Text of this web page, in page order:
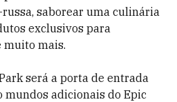
saborear uma culinária
exclusivos para
muito mais.
será a porta de entrada
adicionais do Epic